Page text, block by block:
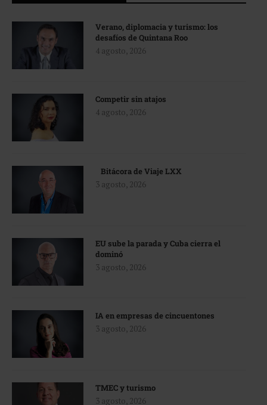
Verano, diplomacia y turismo: los
desafíos de Quintana Roo
4 agosto, 2026
Competir sin atajos
4 agosto, 2026
Bitácora de Viaje LXX
3 agosto, 2026
EU sube la parada y Cuba cierra el
dominó
3 agosto, 2026
IA en empresas de cincuentones
3 agosto, 2026
TMEC y turismo
3 agosto, 2026